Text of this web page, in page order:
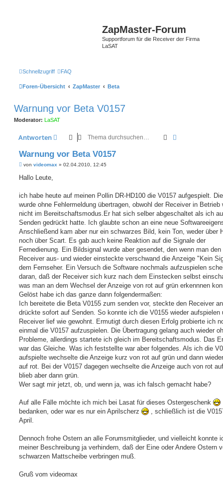
ZapMaster-Forum
Supportforum für die Receiver der Firma
LaSAT
Schnellzugriff FAQ
Foren-Übersicht ZapMaster Beta
Warnung vor Beta V0157
Moderator: LaSAT
Antworten Suche
Warnung vor Beta V0157
B
i
a
von videomax » 02.04.2010, 12:45
Hallo Leute,
ich habe heute auf meinen Pollin DR-HD100 die V0157 aufgespielt.
wurde ohne Fehlermeldung übertragen, obwohl der Receiver in Betrieb
nicht im Bereitschaftsmodus.Er hat sich selber abgeschaltet als ich
Senden gedrückt hatte. Ich glaubte schon an eine neue
Anschließend kam aber nur ein schwarzes Bild, kein Ton, weder über
noch über Scart. Es gab auch keine Reaktion auf die Signale der
Fernedienung. Ein Bildsignal wurde aber gesendet, den wenn man den
Receiver aus- und wieder einsteckte verschwand die Anzeige "Kein
dem Fernseher. Ein Versuch die Software nochmals aufzuspielen
daran, daß der Receiver sich kurz nach dem Einstecken selbst
was man an dem Wechsel der Anzeige von rot auf grün erkennnen
Gelöst habe ich das ganze dann folgendermaßen:
Ich bereitete die Beta V0155 zum senden vor, steckte den Receiver
drückte sofort auf Senden. So konnte ich die V0155 wieder aufspielen
Receiver lief wie gewohnt. Ermutigt durch diesen Erfolg probierte ich
einmal die V0157 aufzuspielen. Die Übertragung gelang auch wieder
Probleme, allerdings startete ich gleich im Bereitschaftsmodus. Das
war das Gleiche. Was ich feststellte war aber folgendes. Als ich die
aufspielte wechselte die Anzeige kurz von rot auf grün und dann
auf rot. Bei der V0157 dagegen wechselte die Anzeige auch von rot
blieb aber dann grün.
Wer sagt mir jetzt, ob, und wenn ja, was ich falsch gemacht habe?
Auf alle Fälle möchte ich mich bei Lasat für dieses Ostergeschenk
bedanken, oder war es nur ein Aprilscherz
, schließlich ist die
April.
Dennoch frohe Ostern an alle Forumsmitglieder, und vielleicht konnte
meiner Beschreibung ja verhindern, daß der Eine oder Andere Ostern
schwarzen Mattscheibe verbringen muß.
Gruß vom videomax